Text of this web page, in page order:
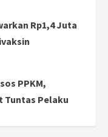
Rp1,4 Juta
PPKM,
Tuntas Pelaku